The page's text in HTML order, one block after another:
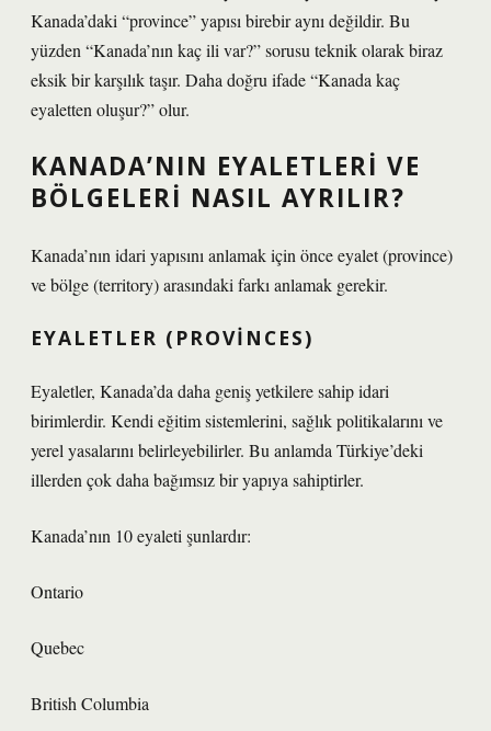
Kanada’daki “province” yapısı birebir aynı değildir. Bu
yüzden “Kanada’nın kaç ili var?” sorusu teknik olarak biraz
eksik bir karşılık taşır. Daha doğru ifade “Kanada kaç
eyaletten oluşur?” olur.
KANADA’NIN EYALETLERI VE
BÖLGELERI NASIL AYRILIR?
Kanada’nın idari yapısını anlamak için önce eyalet (province)
ve bölge (territory) arasındaki farkı anlamak gerekir.
EYALETLER (PROVINCES)
Eyaletler, Kanada’da daha geniş yetkilere sahip idari
birimlerdir. Kendi eğitim sistemlerini, sağlık politikalarını ve
yerel yasalarını belirleyebilirler. Bu anlamda Türkiye’deki
illerden çok daha bağımsız bir yapıya sahiptirler.
Kanada’nın 10 eyaleti şunlardır:
Ontario
Quebec
British Columbia